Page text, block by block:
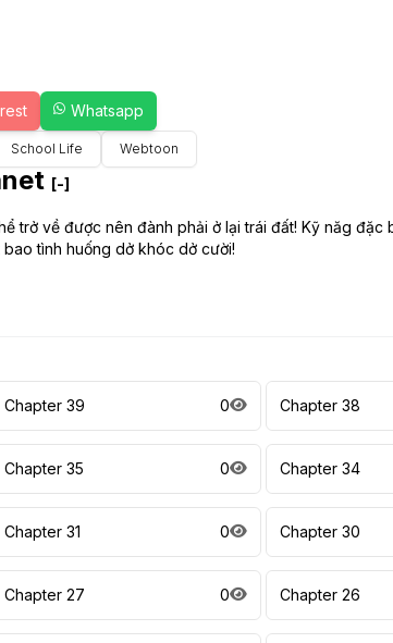
Whatsapp
School Life Webtoon
[-]
trở về được nên đành phải ở lại trái đất! Kỹ năg
tình huống dở khóc dở cười!
Chapter 39 0 Chapter 38
Chapter 35 0 Chapter 34
Chapter 31 0 Chapter 30
Chapter 27 0 Chapter 26